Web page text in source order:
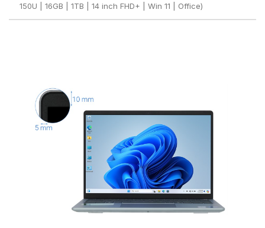
150U | 16GB | 1TB | 14 inch FHD+ | Win 11 | Office)